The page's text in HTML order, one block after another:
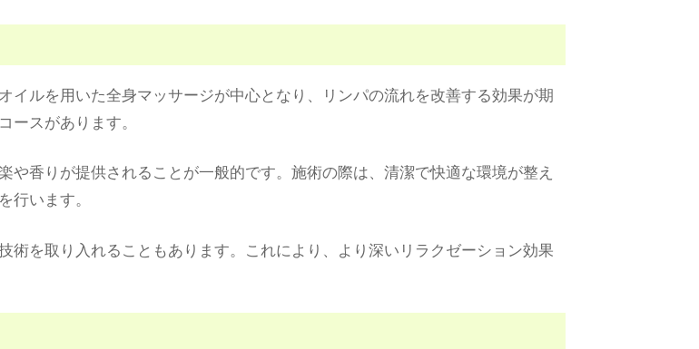
イルを用いた全身マッサージが中心となり、リンパの流れを改善する効果が期
スがあります。
香りが提供されることが一般的です。施術の際は、清潔で快適な環境が整え
行います。
術を取り入れることもあります。これにより、より深いリラクゼーション効果